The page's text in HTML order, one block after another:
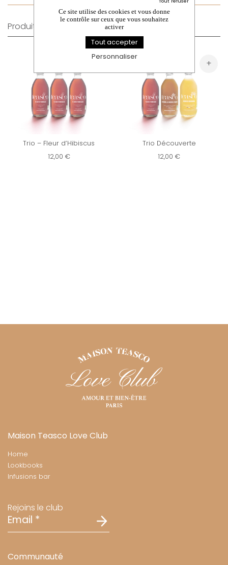
Produits similaires
Trio – Fleur d’Hibiscus
12,00 €
Trio Découverte
12,00€
Maison Teasco Love Club
Home
Lookbooks
Infusions bar
Rejoins le club
Communauté
Ce site utilise des cookies et vous donne
le contrôle sur ceux que vous souhaitez
activer
Tout accepter
Personnaliser